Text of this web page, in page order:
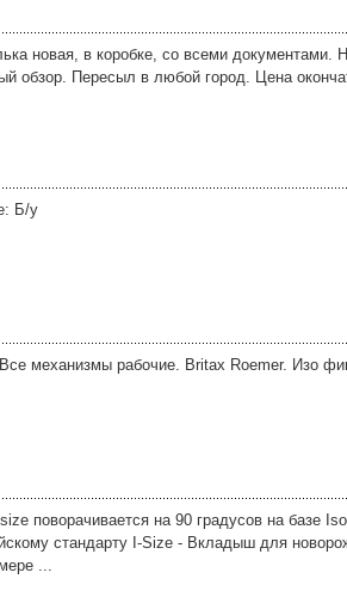
новая, в коробке, со всеми документами.
обзор. Пересыл в любой город. Цена
Б/у
механизмы рабочие. Britax Roemer. Изо
поворачивается на 90 градусов на базе
стандарту I-Size - Вкладыш для
...